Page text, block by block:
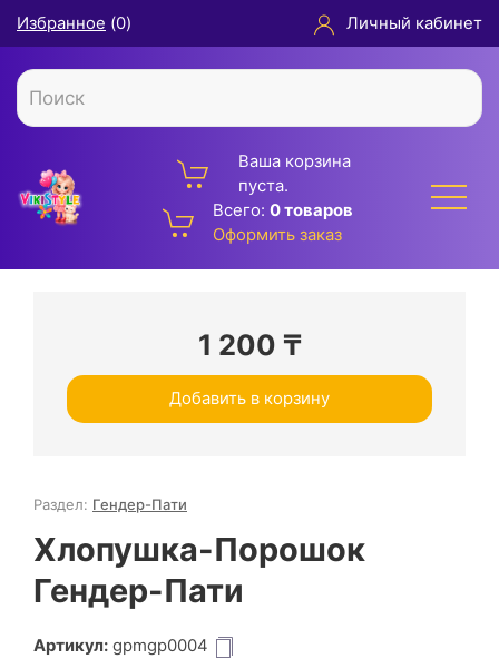
Избранное (0) Личный кабинет
Ваша корзина
пуста.
Всего: 0 товаров
Оформить заказ
1 200 ₸
Добавить в корзину
Раздел: Гендер-Пати
Хлопушка-Порошок
Гендер-Пати
Артикул: gpmgp0004